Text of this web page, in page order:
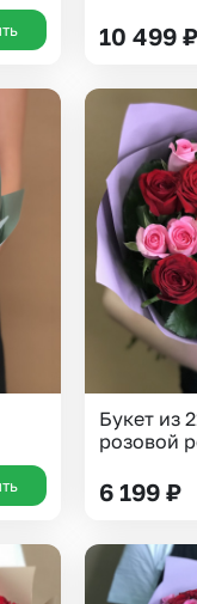
10 499 ₽
Букет из
розовой
6 199 ₽